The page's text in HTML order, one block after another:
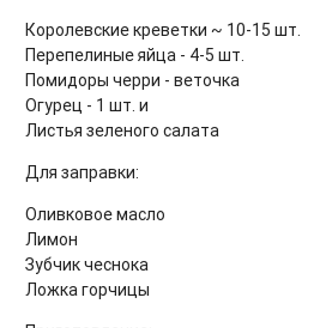
Королевские креветки ~ 10-15 шт.
Перепелиные яйца - 4-5 шт.
Помидоры черри - веточка
Огурец - 1 шт. и
Листья зеленого салата
Для заправки:
Оливковое масло
Лимон
Зубчик чеснока
Ложка горчицы